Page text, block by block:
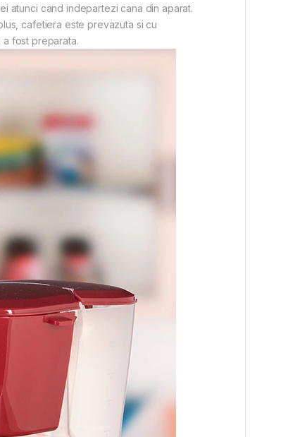
atunci cand indepartezi cana din aparat.
cafetiera este prevazuta si cu
a fost preparata.